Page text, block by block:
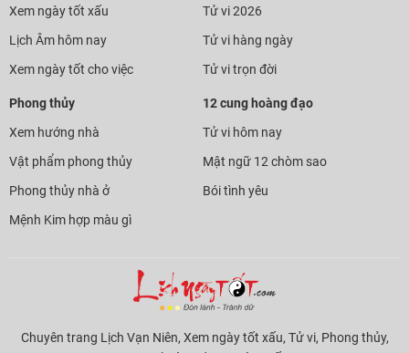
Xem ngày tốt xấu
Lịch Âm hôm nay
Xem ngày tốt cho việc
Tử vi 2026
Tử vi hàng ngày
Tử vi trọn đời
Phong thủy
Xem hướng nhà
Vật phẩm phong thủy
Phong thủy nhà ở
Mệnh Kim hợp màu gì
12 cung hoàng đạo
Tử vi hôm nay
Mật ngữ 12 chòm sao
Bói tình yêu
Chuyên trang Lịch Vạn Niên, Xem ngày tốt xấu, Tử vi, Phong thủy,